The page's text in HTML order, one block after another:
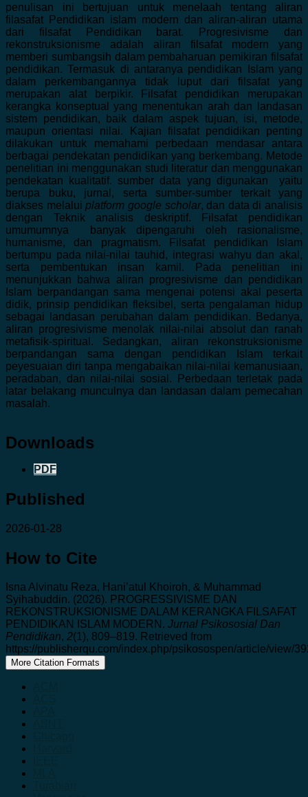
penulisan ini bertujuan untuk menelaah tentang aliran
filasafat Pendidikan islam modern dan aliran-aliran utama
dari filsafat Pendidikan barat. Progresivisme dan
rekonstruksionisme adalah aliran filsafat modern yang
memberi sumbangsih dalam pembaharuan pemikiran filsafat
pendidikan. Termasuk di antaranya pendidikan Islam yang
dalam perkembangannya tidak luput dari filsafat yang
merupakan alat berpikir. Filsafat pendidikan merupakan
kerangka konseptual yang menentukan arah dan landasan
sistem pendidikan, baik dalam aspek tujuan, isi, metode,
maupun orientasi nilai. Kajian filsafat pendidikan penting
dilakukan untuk memahami perbedaan mendasar antara
berbagai pendekatan pendidikan yang berkembang. Metode
penelitian ini menggunakan studi literatur dan menggunakan
pendekatan kualitatif. sumber data yang digunakan yaitu
berupa buku, jurnal, serta sumber-sumber terkait yang
diakses melaluiplatform google scholar, dan data di analisis
dengan Teknik analisis deskriptif. Filsafat pendidikan
umumumnya banyak dipengaruhi oleh rasionalisme,
humanisme, dan pragmatism. Filsafat pendidikan Islam
bertumpu pada nilai-nilai tauhid, integrasi wahyu dan akal,
serta pembentukan insan kamil. Pada penelitian ini
menunjukkan bahwa aliran progresivisme dan pendidikan
Islam berpandangan sama mengenai potensi akal peserta
didik, prinsip pendidikan fleksibel, serta pengalaman hidup
sebagai landasan perubahan dalam pendidikan. Bedanya,
aliran progresivisme menolak nilai-nilai absolut dan ranah
metafisik-spiritual. Sedangkan, aliran rekonstruksionisme
berpandangan sama dengan pendidikan Islam terkait
peyesuaian diri tanpa mengabaikan nilai-nilai kemanusiaan,
peradaban, dan nilai-nilai sosial. Perbedaan terletak pada
latar belakang munculnya dan landasan dalam pemecahan
masalah.
Downloads
PDF
Published
2026-01-28
How to Cite
Isna Alvinatu Reza, Hani’atul Khoiroh, & Muhammad
Syihabuddin. (2026). PROGRESSIVISME DAN
REKONSTRUKSIONISME DALAM KERANGKA FILSAFAT
PENDIDIKAN ISLAM MODERN. Jurnal Psikososial Dan
Pendidikan, 2(1), 809–819. Retrieved from
https://publisherqu.com/index.php/psikosospen/article/view/
More Citation Formats